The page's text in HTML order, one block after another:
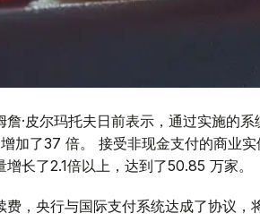
·皮尔玛托夫日前表示，通过实施的
加了37 倍。 接受非现金支付的商业
长了2.1倍以上，达到了50.85 万家。
，央行与国际支付系统达成了协议，